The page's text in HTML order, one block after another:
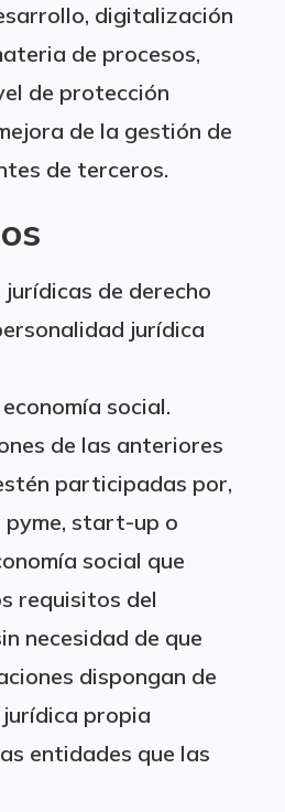
digitalización
de procesos,
de protección
de la gestión de
de terceros.
de derecho
jurídica
social.
de las anteriores
participadas por,
pyme, start-up o
social que
requisitos del
necesidad de que
dispongan de
propia
entidades que las